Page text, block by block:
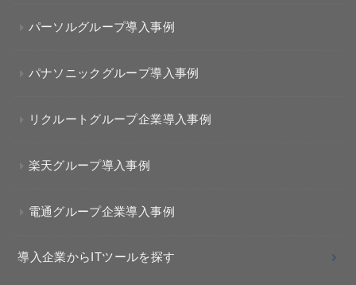
パーソルグループ導入事例
パナソニックグループ導入事例
リクルートグループ企業導入事例
楽天グループ導入事例
電通グループ企業導入事例
導入企業からITツールを探す